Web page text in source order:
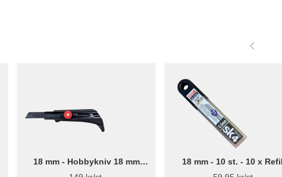
18 mm - Hobbykniv 18 mm
med skruvlås och mattkrok.
18 mm - 10 st. - 10 x
brytblad – Assist